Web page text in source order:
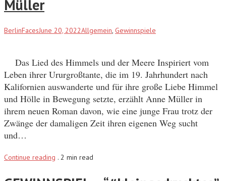
Müller
BerlinFacesJune 20, 2022Allgemein, Gewinnspiele
Das Lied des Himmels und der Meere Inspiriert vom
Leben ihrer Ururgroßtante, die im 19. Jahrhundert nach
Kalifornien auswanderte und für ihre große Liebe Himmel
und Hölle in Bewegung setzte, erzählt Anne Müller in
ihrem neuen Roman davon, wie eine junge Frau trotz der
Zwänge der damaligen Zeit ihren eigenen Weg sucht
und…
Continue reading . 2 min read